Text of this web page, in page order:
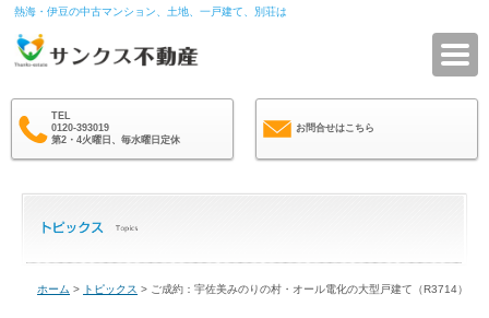
熱海・伊豆の中古マンション、土地、一戸建て、別荘は
TEL
0120-393019
第2・4火曜日、毎水曜日定休
お問合せはこちら
ホーム > トピックス > ご成約：宇佐美みのりの村・オール電化の大型戸建て（R3714）